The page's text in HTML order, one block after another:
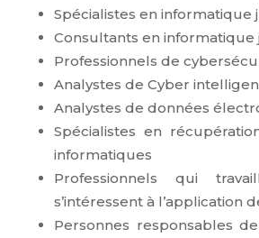
Spécialistes en informatique
Consultants en informatique
Professionnels de
Analystes de Cyber
Analystes de données
Spécialistes en
informatiques
Professionnels qui
s’intéressent à l’application
Personnes responsables